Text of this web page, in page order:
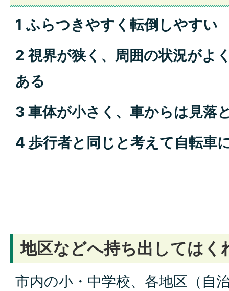
1 ふらつきやすく転倒しやすい
2 視界が狭く、周囲の状況がよ
ある
3 車体が小さく、車からは見落
4 歩行者と同じと考えて自転車
地区などへ持ち出してはく
市内の小・中学校、各地区（自